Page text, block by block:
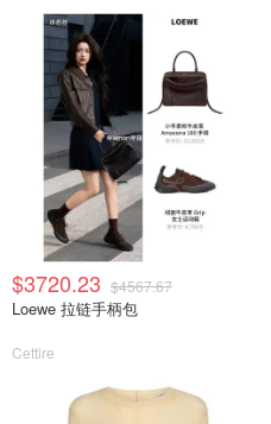
$3720.23 $4567.67
Loewe 拉链手柄包
Cettire